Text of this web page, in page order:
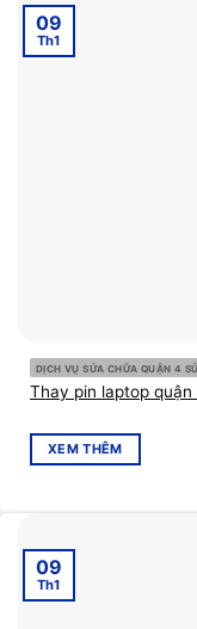
DỊCH VỤ SỬA CHỮA QUẬN 4
Thay pin laptop
XEM THÊM
09
Th1
09
Th1